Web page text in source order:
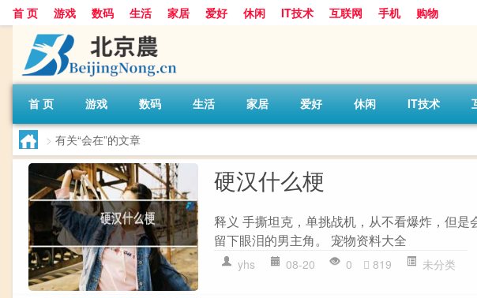
首 页 游戏 数码 生活 家居 爱好 休闲 IT技术 互联网 手机 购物
首 页 游戏 数码 生活 家居 爱好 休闲 IT技术
> 有关“会在”的文章
硬汉什么梗
释义 手撕坦克，单挑战机，从不看爆炸，但
留下眼泪的男主角。 宠物资料大全
yhs 08-20 0 819 未分类